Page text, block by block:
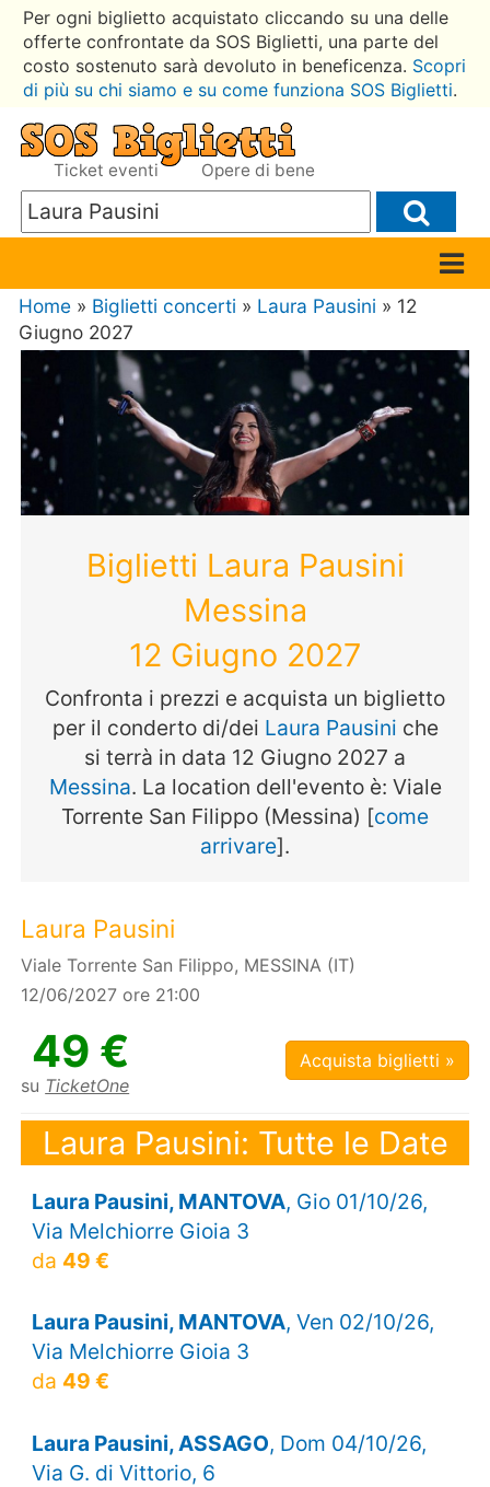
Per ogni biglietto acquistato cliccando su una delle
offerte confrontate da SOS Biglietti, una parte del
costo sostenuto sarà devoluto in beneficenza. Scopri
di più su chi siamo e su come funziona SOS Biglietti.
Ticket eventi Opere di bene
Home » Biglietti concerti » Laura Pausini » 12
Giugno 2027
Biglietti Laura Pausini
Messina
12 Giugno 2027
Confronta i prezzi e acquista un biglietto
per il conderto di/dei Laura Pausini che
si terrà in data 12 Giugno 2027 a
Messina. La location dell'evento è: Viale
Torrente San Filippo (Messina) [come
arrivare].
Laura Pausini
Viale Torrente San Filippo, MESSINA (IT)
12/06/2027 ore 21:00
49 €
su TicketOne
Acquista biglietti »
Laura Pausini: Tutte le Date
Laura Pausini, MANTOVA, Gio 01/10/26,
Via Melchiorre Gioia 3
da 49 €
Laura Pausini, MANTOVA, Ven 02/10/26,
Via Melchiorre Gioia 3
da 49 €
Laura Pausini, ASSAGO, Dom 04/10/26,
Via G. di Vittorio, 6